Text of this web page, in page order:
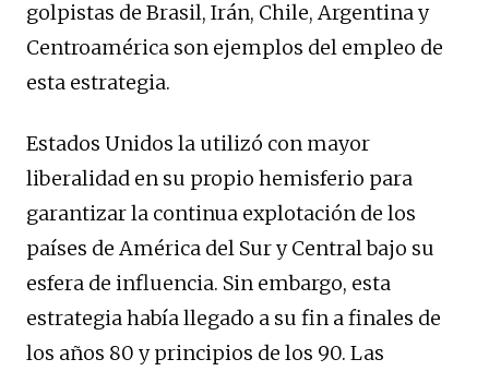
golpistas de Brasil, Irán, Chile, Argentina y
Centroamérica son ejemplos del empleo de
esta estrategia.
Estados Unidos la utilizó con mayor
liberalidad en su propio hemisferio para
garantizar la continua explotación de los
países de América del Sur y Central bajo su
esfera de influencia. Sin embargo, esta
estrategia había llegado a su fin a finales de
los años 80 y principios de los 90. Las